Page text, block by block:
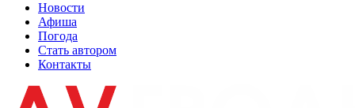
Новости
Афиша
Погода
Стать автором
Контакты